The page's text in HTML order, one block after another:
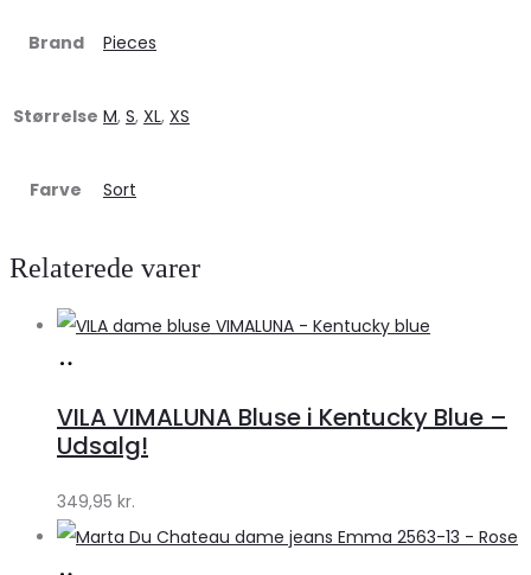
Brand Pieces
Størrelse M, S, XL, XS
Farve Sort
Relaterede varer
Klædeskabet.dk
VILA VIMALUNA Bluse i Kentucky Blue –
Udsalg!
349,95 kr.